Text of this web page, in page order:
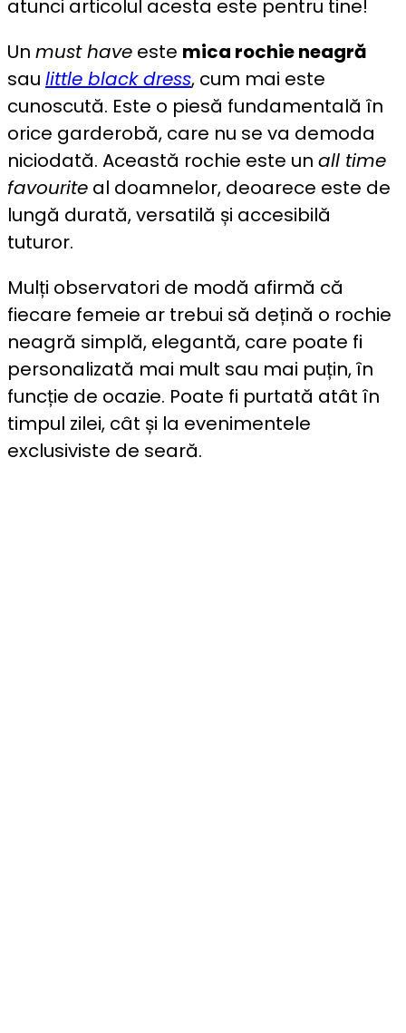
atunci articolul acesta este pentru tine!
Un must have este mica rochie neagră
sau little black dress, cum mai este
cunoscută. Este o piesă fundamentală în
orice garderobă, care nu se va demoda
niciodată. Această rochie este un all time
favourite al doamnelor, deoarece este de
lungă durată, versatilă și accesibilă
tuturor.
Mulți observatori de modă afirmă că
fiecare femeie ar trebui să dețină o rochie
neagră simplă, elegantă, care poate fi
personalizată mai mult sau mai puțin, în
funcție de ocazie. Poate fi purtată atât în
timpul zilei, cât și la evenimentele
exclusiviste de seară.